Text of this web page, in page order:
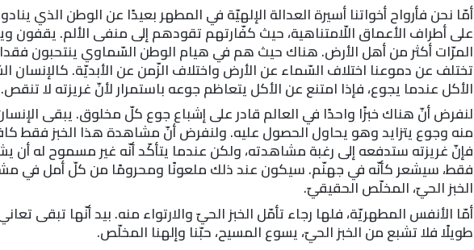
أمّا نحن فأرواح أخواتنا أسيرة العدالة الإلهيّة في المطهر بعيدًا عن الوطن الذي
على أطراف الأعماق اللّامتناهية، حيث كفّارتهم تقودهم إلى منفى الألم. يقفون
المرّات أكثر من أهل الأرض. هناك حيث هم في هيام الوطن السّماوي ينتحبون
تختلف عن دموعنا اختلاف السّماء عن الأرض واختلاف الزّمن عن الأبديّة. كالإنسان
الأكل عندما يجوع، فإذا امتنع عن الأكل يتعاظم جوعه باستمرار لأنّ غريزته لا تنقص.
لنفرض أنّ هناك خبزًا واحدًا في العالم قادر على إشباع جوع كلّ مخلوق. يبقى
منه وجوع يتزايد وهو يحاول الحصول عليه. ولنفرض أنّ مشاهدة هذا الخبز فقط
فإنّ غريزته ستدفعه إلى رغبة مشاهدته، ولكن عندما يتأكّد أنّه غير مسموح له أن
فقط، سيشعر كأنّه في جهنّم. سيكون عند ذلك ملعونًا ومحرومًا من كلّ أمل في
الخبز الحيّ، المخلّص الحقيقيّ.
أمّا الأنفس المطهريّة، فلها رجاء تأمّل الخبز الحيّ والارتواء منه. بيد أنّها تبقى
طويلًا فلا تشبع من الخبز الحيّ، يسوع المسيح، حبّنا وإلهنا المخلّص.